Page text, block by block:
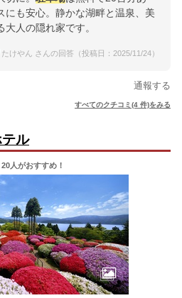
にも安心。静かな湖畔と温泉、美
人の隠れ家です。
たけやん さんの回答（投稿日：2025/11/24）
通報する
すべてのクチコミ(4 件)をみる
ル
20人がおすすめ！